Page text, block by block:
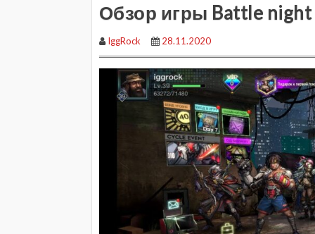
Обзор игры Battle night
IggRock 28.11.2020